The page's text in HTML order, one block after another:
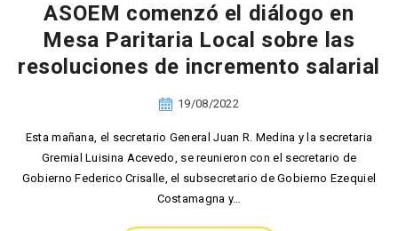
ASOEM comenzó el diálogo en
Mesa Paritaria Local sobre las
resoluciones de incremento salarial
19/08/2022
Esta mañana, el secretario General Juan R. Medina y la secretaria
Gremial Luisina Acevedo, se reunieron con el secretario de
Gobierno Federico Crisalle, el subsecretario de Gobierno Ezequiel
Costamagna y…